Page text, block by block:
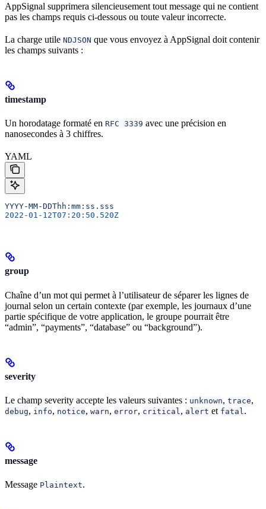
AppSignal supprimera silencieusement tout message qui ne contient
pas les champs requis ci-dessous ou toute valeur incorrecte.
La charge utile NDJSON que vous envoyez à AppSignal doit contenir
les champs suivants :
timestamp
Un horodatage formaté en RFC 3339 avec une précision en
nanosecondes à 3 chiffres.
YAML
YYYY-MM-DDThh:mm:ss.sss
2022-01-12T07:20:50.520Z
group
Chaîne d’un mot qui permet à l’utilisateur de séparer les lignes de
journal selon un certain contexte (par exemple, les journaux d’une
partie spécifique de votre application, le groupe pourrait être
“admin”, “payments”, “database” ou “background”).
severity
Le champ severity accepte les valeurs suivantes : unknown, trace,
debug, info, notice, warn, error, critical, alert et fatal.
message
Message Plaintext.